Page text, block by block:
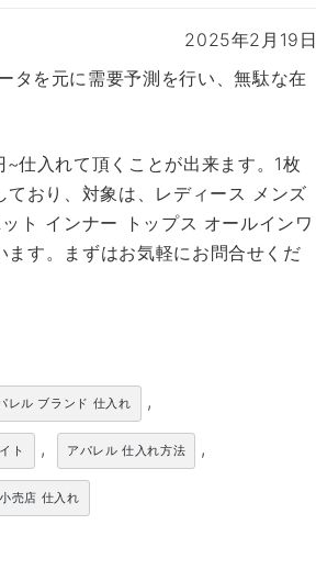
2025年2月19日
タを元に需要予測を行い、無駄な在
仕入れて頂くことが出来ます。1枚
おり、対象は、レディース メンズ
ト インナー トップス オールインワ
す。まずはお気軽にお問合せくだ
レル ブランド 仕入れ ,
ト , アパレル 仕入れ方法 ,
売店 仕入れ